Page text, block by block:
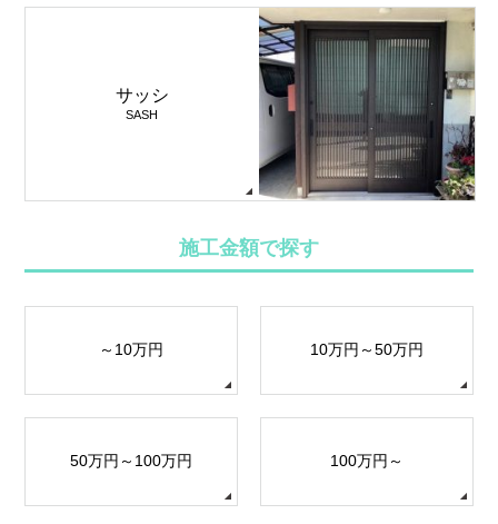
サッシ
SASH
施工金額で探す
～10万円 10万円～50万円
50万円～100万円 100万円～